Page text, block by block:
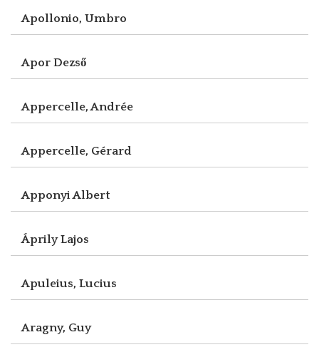
Apollonio, Umbro
Apor Dezső
Appercelle, Andrée
Appercelle, Gérard
Apponyi Albert
Áprily Lajos
Apuleius, Lucius
Aragny, Guy